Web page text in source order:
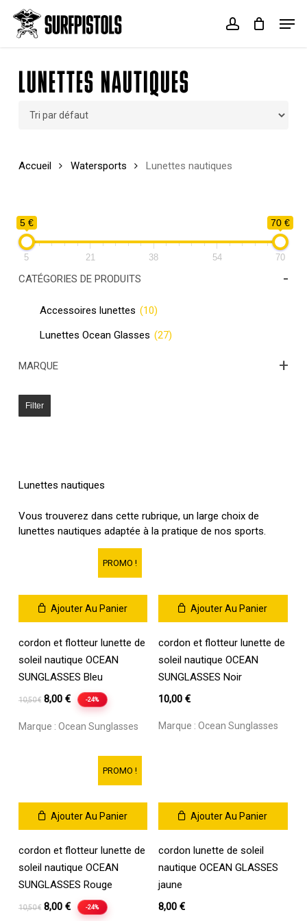
main
account
Cart Close
LUNETTES NAUTIQUES
Accueil Watersports Lunettes nautiques
5 € 70 €
5 21 38 54 70
CATÉGORIES DE PRODUITS -
Accessoires lunettes (10)
Lunettes Ocean Glasses (27)
MARQUE +
Filter
Lunettes nautiques
Vous trouverez dans cette rubrique, un large choix de
lunettes nautiques adaptée à la pratique de nos sports.
PROMO !
Ajouter Au Panier
cordon et flotteur lunette de
soleil nautique OCEAN
SUNGLASSES Bleu
10,50€ Le
initial
8,00 €Le
prix
actuel
-24%
Marque : Ocean Sunglasses
Ajouter Au Panier
cordon et flotteur lunette de
soleil nautique OCEAN
SUNGLASSES Noir
10,00€
Marque :Ocean Sunglasses
PROMO !
Ajouter Au Panier
cordon et flotteur lunette de
soleil nautique OCEAN
SUNGLASSES Rouge
10,50€ Le
8,00 €Le
-24%
Ajouter Au Panier
cordon lunette de soleil
nautique OCEAN GLASSES
jaune
8,00€